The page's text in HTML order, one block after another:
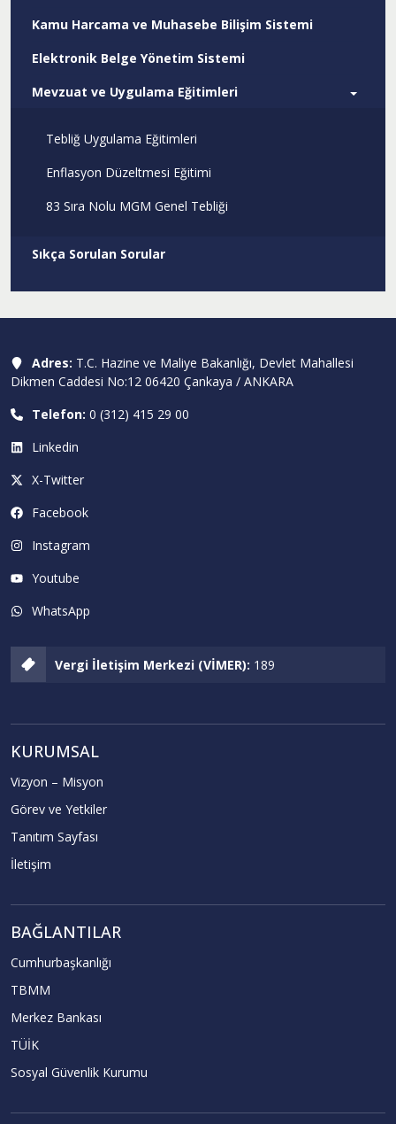
Kamu Harcama ve Muhasebe Bilişim Sistemi
Elektronik Belge Yönetim Sistemi
Mevzuat ve Uygulama Eğitimleri
Tebliğ Uygulama Eğitimleri
Enflasyon Düzeltmesi Eğitimi
83 Sıra Nolu MGM Genel Tebliği
Sıkça Sorulan Sorular
Adres: T.C. Hazine ve Maliye Bakanlığı, Devlet Mahallesi
Dikmen Caddesi No:12 06420 Çankaya / ANKARA
Telefon: 0 (312) 415 29 00
Linkedin
X-Twitter
Facebook
Instagram
Youtube
WhatsApp
Vergi İletişim Merkezi (VİMER): 189
KURUMSAL
Vizyon – Misyon
Görev ve Yetkiler
Tanıtım Sayfası
İletişim
BAĞLANTILAR
Cumhurbaşkanlığı
TBMM
Merkez Bankası
TÜİK
Sosyal Güvenlik Kurumu